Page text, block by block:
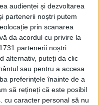
audienței și dezvoltarea
partenerii noștri putem
prin scanarea
da acordul cu privire la
partenerii noștri
alternativ, puteți da clic
sau pentru a accesa
preferințele înainte de a
să rețineți că este posibil
cu caracter personal să nu
În județ mai sînt și
de spectacole
celelalte școli
de plasament. De la
pînă la
există autobuze
respective,
de la alte